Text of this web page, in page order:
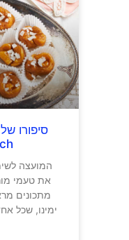
סיפורו
המועצה
את טעמי
מתכונים
ימינו, שכל